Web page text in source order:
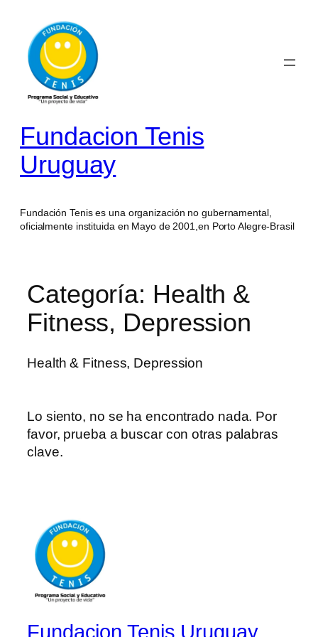
contenido
Fundacion Tenis
Uruguay
Fundación Tenis es una organización no gubernamental,
oficialmente instituida en Mayo de 2001,en Porto Alegre-Brasil
Categoría: Health &
Fitness, Depression
Health & Fitness, Depression
Lo siento, no se ha encontrado nada. Por
favor, prueba a buscar con otras palabras
clave.
Fundacion Tenis Uruguay